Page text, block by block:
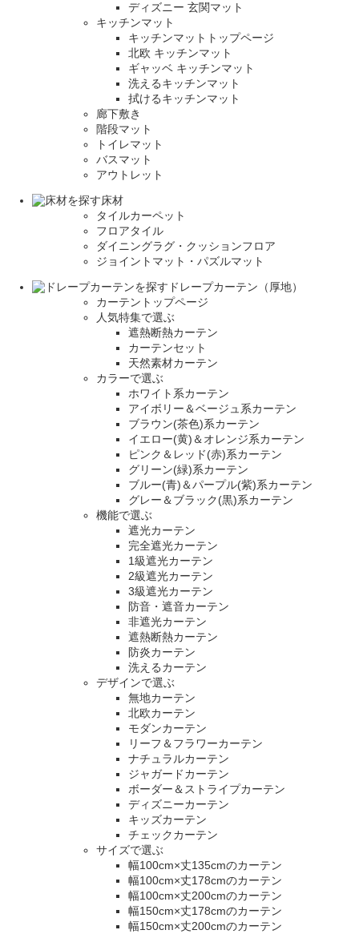
ディズニー 玄関マット
キッチンマット
キッチンマットトップページ
北欧 キッチンマット
ギャッベ キッチンマット
洗えるキッチンマット
拭けるキッチンマット
廊下敷き
階段マット
トイレマット
バスマット
アウトレット
床材
タイルカーペット
フロアタイル
ダイニングラグ・クッションフロア
ジョイントマット・パズルマット
ドレープカーテン（厚地）
カーテントップページ
人気特集で選ぶ
遮熱断熱カーテン
カーテンセット
天然素材カーテン
カラーで選ぶ
ホワイト系カーテン
アイボリー＆ベージュ系カーテン
ブラウン(茶色)系カーテン
イエロー(黄)＆オレンジ系カーテン
ピンク＆レッド(赤)系カーテン
グリーン(緑)系カーテン
ブルー(青)＆パープル(紫)系カーテン
グレー＆ブラック(黒)系カーテン
機能で選ぶ
遮光カーテン
完全遮光カーテン
1級遮光カーテン
2級遮光カーテン
3級遮光カーテン
防音・遮音カーテン
非遮光カーテン
遮熱断熱カーテン
防炎カーテン
洗えるカーテン
デザインで選ぶ
無地カーテン
北欧カーテン
モダンカーテン
リーフ＆フラワーカーテン
ナチュラルカーテン
ジャガードカーテン
ボーダー＆ストライプカーテン
ディズニーカーテン
キッズカーテン
チェックカーテン
サイズで選ぶ
幅100cm×丈135cmのカーテン
幅100cm×丈178cmのカーテン
幅100cm×丈200cmのカーテン
幅150cm×丈178cmのカーテン
幅150cm×丈200cmのカーテン